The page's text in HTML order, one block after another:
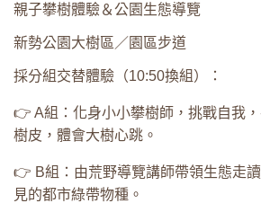
親子攀樹體驗＆公園生態導覽
新勢公園大樹區／園區步道
採分組交替體驗（10:50換組）：
👉 A組：化身小小攀樹師，挑戰自我
樹皮，體會大樹心跳。
👉 B組：由荒野導覽講師帶領生態走
見的都市綠帶物種。